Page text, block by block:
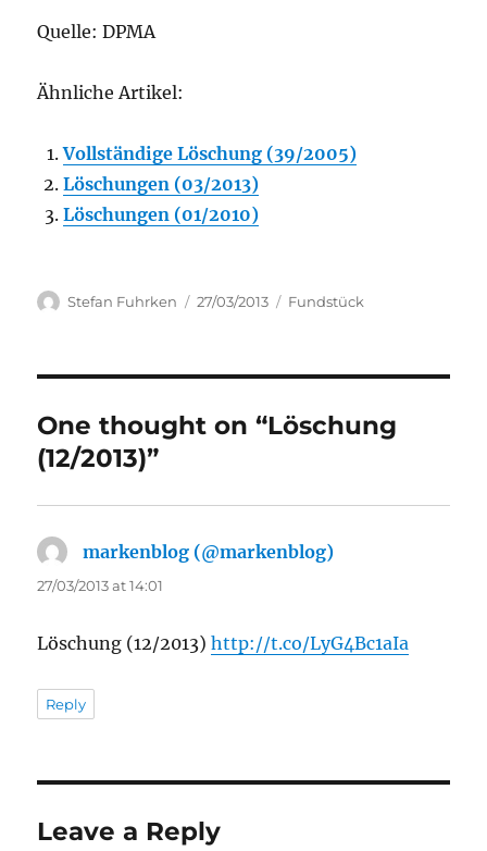
Quelle: DPMA
Ähnliche Artikel:
Vollständige Löschung (39/2005)
Löschungen (03/2013)
Löschungen (01/2010)
Author
Stefan Fuhrken
Posted
27/03/2013 Categories
Fundstück
One thought on “Löschung
(12/2013)”
markenblog (@markenblog)
27/03/2013 at 14:01
Löschung (12/2013)http://t.co/LyG4Bc1aIa
Reply
Leave a Reply